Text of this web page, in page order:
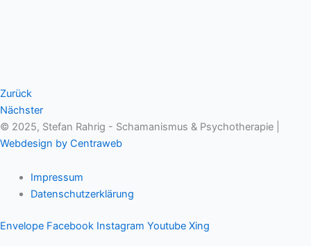
Zurück
Nächster
© 2025, Stefan Rahrig - Schamanismus & Psychotherapie |
Webdesign by Centraweb
Impressum
Datenschutzerklärung
Envelope Facebook Instagram Youtube Xing